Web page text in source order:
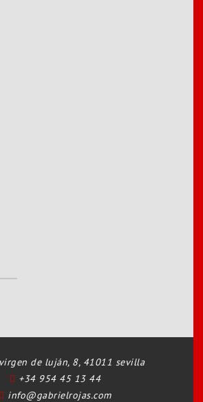
de luján, 8, 41011 sevilla
+34 954 45 13 44
info@gabrielrojas.com